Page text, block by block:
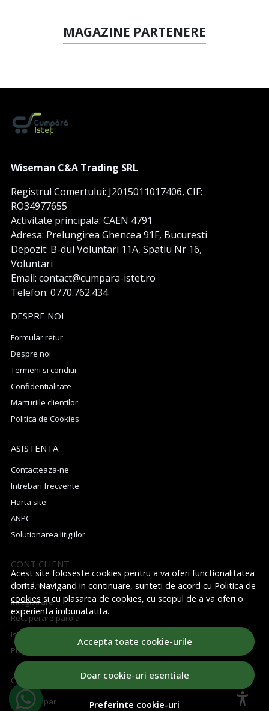
Acest site foloseste cookies pentru a va oferi functionalitatea
dorita. Navigand in continuare, sunteti de acord cu Politica de
cookiessi cu plasarea de cookies, cu scopul de a va oferi o
experienta imbunatatita.
Accepta toate cookie-urile
Doar cookie-uri esentiale
Preferinte cookie-uri
MAGAZINE PARTENERE
Wiseman C&A Trading SRL
Registrul Comertului: J2015011017406, CIF:
RO34977655
Activitate principala: CAEN 4791
Adresa: Prelungirea Ghencea 91F, Bucuresti
Depozit: B-dul Voluntari 11A, Spatiu Nr 16,
Voluntari
Email: contact@cumpara-istet.ro
Telefon: 0770.762.434
DESPRE NOI
Formular retur
Despre noi
Termeni si conditii
Confidentialitate
Marturiile clientilor
Politica de Cookies
ASISTENTA
Contacteaza-ne
Intrebari frecvente
Harta site
ANPC
Solutionarea litigiilor
CONT CLIENT
Contul meu
Inregistrare
Recuperare parola
Istoric comenzi
Produse favorite
CUM CUMPAR
Cum cumpar